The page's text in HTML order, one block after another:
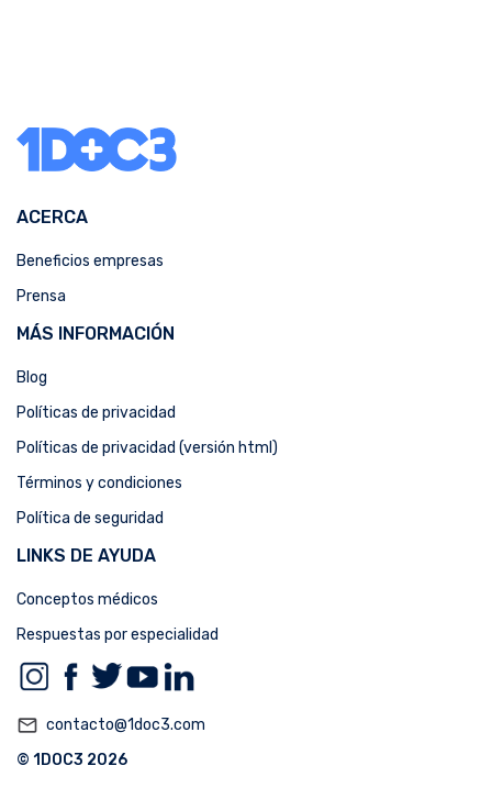
ACERCA
Beneficios empresas
Prensa
MÁS INFORMACIÓN
Blog
Políticas de privacidad
Políticas de privacidad (versión html)
Términos y condiciones
Política de seguridad
LINKS DE AYUDA
Conceptos médicos
Respuestas por especialidad
mail_outline contacto@1doc3.com
© 1DOC3 2026